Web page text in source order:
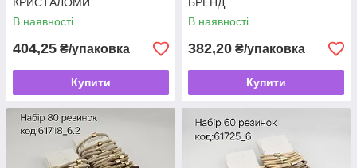
В наявності
404,25 ₴/упаковка
Купити
В наявності
382,20 ₴/упаковка
Купити